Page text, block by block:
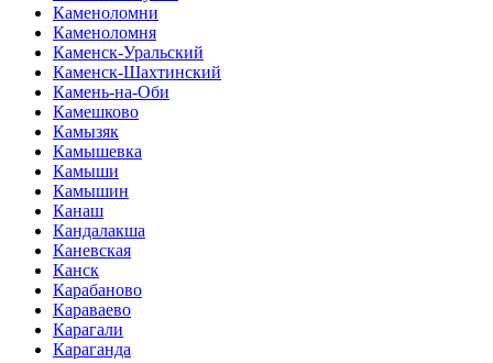
Каменоломни
Каменоломня
Каменск-Уральский
Каменск-Шахтинский
Камень-на-Оби
Камешково
Камызяк
Камышевка
Камыши
Камышин
Канаш
Кандалакша
Каневская
Канск
Карабаново
Караваево
Карагали
Караганда